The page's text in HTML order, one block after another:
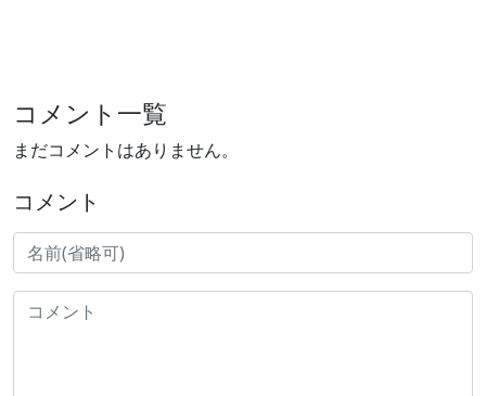
コメント一覧
まだコメントはありません。
コメント